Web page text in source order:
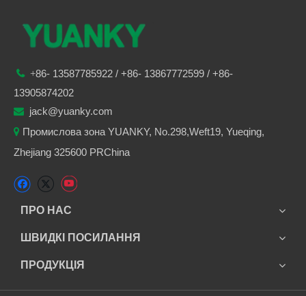
 +86- 13587785922 / +86- 13867772599 / +86-
13905874202
 jack@yuanky.com
 Промислова зона YUANKY, No.298,Weft19, Yueqing,
Zhejiang 325600 PRChina
ПРО НАС
ШВИДКІ ПОСИЛАННЯ
ПРОДУКЦІЯ